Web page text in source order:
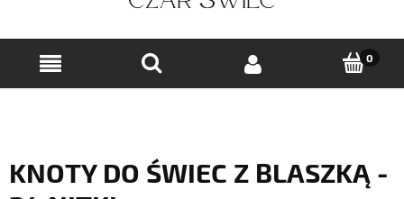
KNOTY DO ŚWIEC Z BLASZKĄ -